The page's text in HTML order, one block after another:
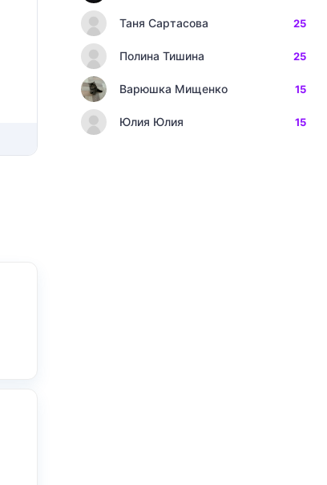
Таня Сартасова 25
Полина Тишина 25
Варюшка Мищенко 15
Юлия Юлия 15